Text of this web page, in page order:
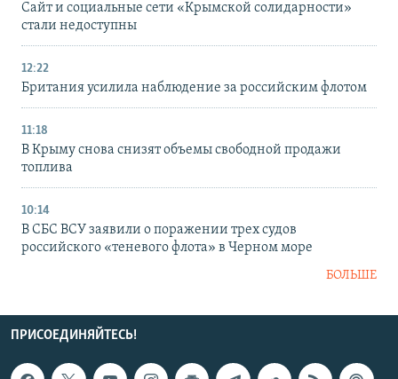
Сайт и социальные сети «Крымской солидарности»
стали недоступны
12:22
Британия усилила наблюдение за российским флотом
11:18
В Крыму снова снизят объемы свободной продажи
топлива
10:14
В СБС ВСУ заявили о поражении трех судов
российского «теневого флота» в Черном море
БОЛЬШЕ
ПРИСОЕДИНЯЙТЕСЬ!